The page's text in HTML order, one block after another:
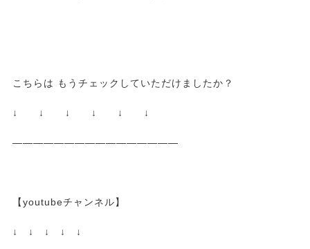
こちらは もうチェックしていただけましたか？
↓ ↓ ↓ ↓ ↓ ↓
————————————————
【youtubeチャンネル】
↓ ↓ ↓ ↓ ↓